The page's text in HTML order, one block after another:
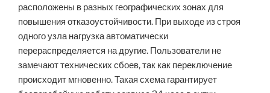
расположены в разных географических зонах для
повышения отказоустойчивости. При выходе из строя
одного узла нагрузка автоматически
перераспределяется на другие. Пользователи не
замечают технических сбоев, так как переключение
происходит мгновенно. Такая схема гарантирует